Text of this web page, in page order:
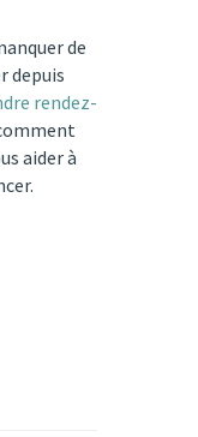
de
depuis
rendez-
aider à